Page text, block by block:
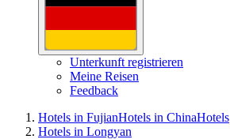
Unterkunft registrieren
Meine Reisen
Feedback
Hotels in FujianHotels in ChinaHotels
Hotels in Longyan